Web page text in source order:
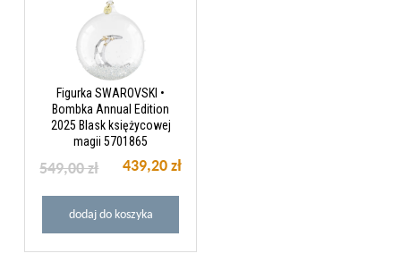
Figurka SWAROVSKI •
Bombka Annual Edition
2025 Blask księżycowej
magii 5701865
439,20 zł
549,00 zł
dodaj do koszyka